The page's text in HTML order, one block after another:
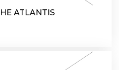
ATLANTIS